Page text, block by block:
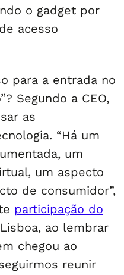
o gadget por
acesso
para a entrada no
Segundo a CEO,
as
“Há um
um
um aspecto
de consumidor”,
participação do
ao lembrar
chegou ao
reunir